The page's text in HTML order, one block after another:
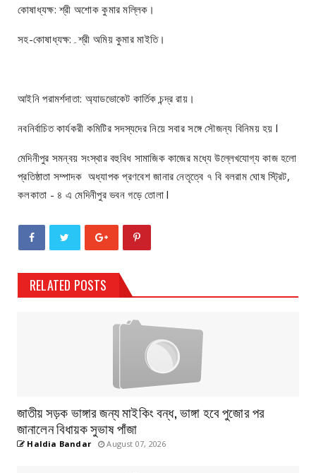
কোষাধ্যক্ষ: শ্রী অশোক কুমার মল্লিক।
সহ-কোষাধ্যক্ষ:۔শ্রী অমিয় কুমার মাইতি।
আইনি পরামর্শদাতা: অ্যাডভোকেট কার্তিক চন্দ্র রায়।
নবনির্বাচিত কার্যকরী কমিটির সদস্যদের নিয়ে সবার সঙ্গে সৌজন্য বিনিময় হয় l
মেদিনীপুর সমন্বয় সংস্থার বহুবিধ সামাজিক কাজের মধ্যে উল্লেখযোগ্য কাজ হলো
প্রতিষ্ঠাতা সম্পাদক অধ্যাপক প্রণবেশ জানার নেতৃত্বে ৭ বি বলরাম ঘোষ স্ট্রিট,
কলকাতা - ৪ এ মেদিনীপুর ভবন গড়ে তোলা l
RELATED POSTS
জাতীয় সড়ক ভাঙ্গার জন্য মাইকিং বন্ধ, ভাঙ্গা হবে পুজোর পর
জানালেন বিধায়ক সুভাষ পাঁজা
Haldia Bandar August 07, 2026